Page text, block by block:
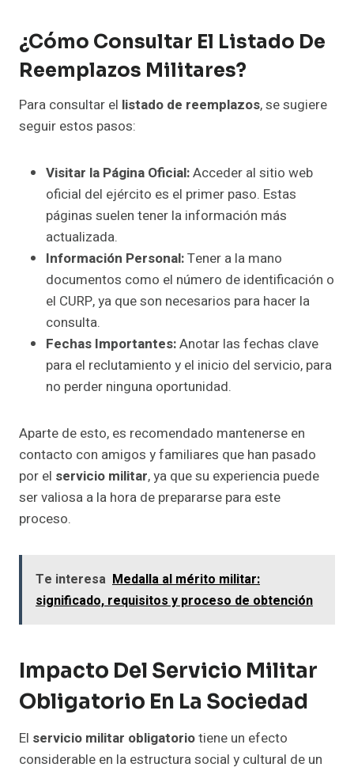
¿Cómo Consultar El Listado De
Reemplazos Militares?
Para consultar el listado de reemplazos, se sugiere
seguir estos pasos:
Visitar la Página Oficial:Acceder al sitio web
oficial del ejército es el primer paso. Estas
páginas suelen tener la información más
actualizada.
Información Personal:Tener a la mano
documentos como el número de identificación o
el CURP, ya que son necesarios para hacer la
consulta.
Fechas Importantes:Anotar las fechas clave
para el reclutamiento y el inicio del servicio, para
no perder ninguna oportunidad.
Aparte de esto, es recomendado mantenerse en
contacto con amigos y familiares que han pasado
por el servicio militar, ya que su experiencia puede
ser valiosa a la hora de prepararse para este
proceso.
Te interesa Medalla al mérito militar:
significado, requisitos y proceso de obtención
Impacto Del Servicio Militar
Obligatorio En La Sociedad
El servicio militar obligatoriotiene un efecto
considerable en la estructura social y cultural de un